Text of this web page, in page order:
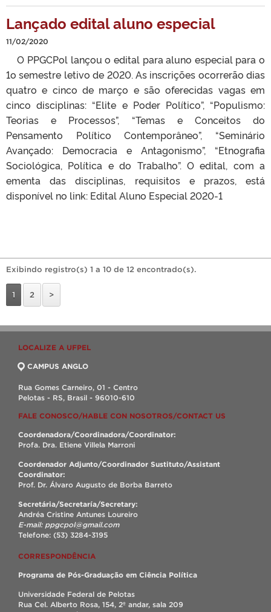
Lançado edital aluno especial
11/02/2020
O PPGCPol lançou o edital para aluno especial para o
1o semestre letivo de 2020. As inscrições ocorrerão dias
quatro e cinco de março e são oferecidas vagas em
cinco disciplinas: “Elite e Poder Político”, “Populismo:
Teorias e Processos”, “Temas e Conceitos do
Pensamento Político Contemporâneo”, “Seminário
Avançado: Democracia e Antagonismo”, “Etnografia
Sociológica, Política e do Trabalho”. O edital, com a
ementa das disciplinas, requisitos e prazos, está
disponível no link: Edital Aluno Especial 2020-1
Exibindo registro(s) 1 a 10 de 12 encontrado(s).
1 2 >
LOCALIZE A UFPEL
CAMPUS ANGLO
Rua Gomes Carneiro, 01 - Centro
Pelotas - RS, Brasil - 96010-610
FALE CONOSCO/HABLE CON NOSOTROS/CONTACT US
Coordenadora/Coordinadora/Coordinator:
Profa. Dra. Etiene Villela Marroni
Coordenador Adjunto/Coordinador Sustituto/Assistant
Coordinator:
Prof. Dr. Álvaro Augusto de Borba Barreto
Secretária/Secretaría/Secretary:
Andréa Cristine Antunes Loureiro
E-mail: ppgcpol@gmail.com
Telefone: (53) 3284-3195
CORRESPONDÊNCIA
Programa de Pós-Graduação em Ciência Política
Universidade Federal de Pelotas
Rua Cel. Alberto Rosa, 154, 2º andar, sala 209